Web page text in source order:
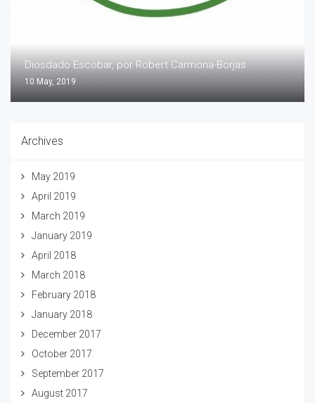
Diosdado Escobar, por Robert Carmona-Borjas
10 May, 2019
Archives
May 2019
April 2019
March 2019
January 2019
April 2018
March 2018
February 2018
January 2018
December 2017
October 2017
September 2017
August 2017